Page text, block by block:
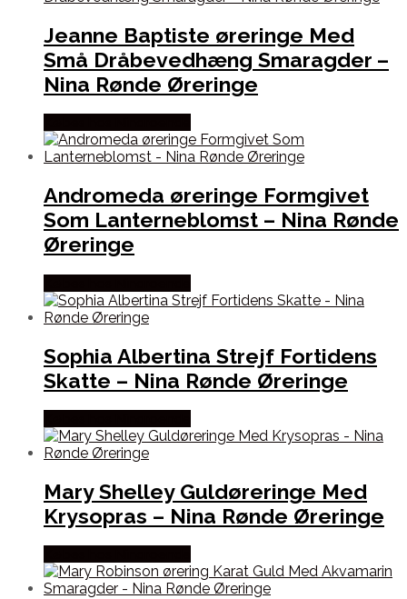
Jeanne Baptiste øreringe Med
Små Dråbevedhæng Smaragder –
Nina Rønde Øreringe
Andromeda øreringe Formgivet
Som Lanterneblomst – Nina Rønde
Øreringe
Sophia Albertina Strejf Fortidens
Skatte – Nina Rønde Øreringe
Mary Shelley Guldøreringe Med
Krysopras – Nina Rønde Øreringe